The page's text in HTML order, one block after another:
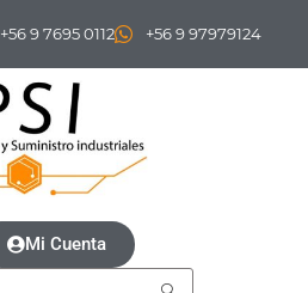
+56 9 7695 0112 +56 9 97979124
Mi Cuenta